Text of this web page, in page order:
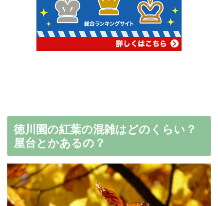
徳川園の紅葉の混雑はどのくらい？
屋台とかあるの？